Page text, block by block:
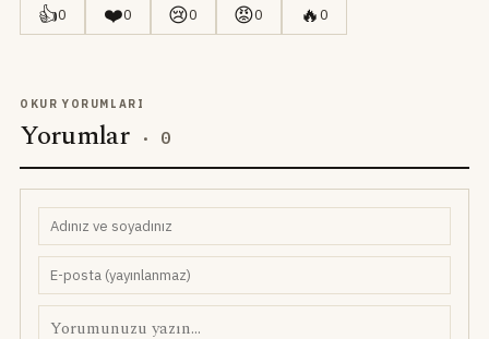
👍0 ❤️0 😢0 😡0 🔥0
OKUR YORUMLARI
Yorumlar · 0